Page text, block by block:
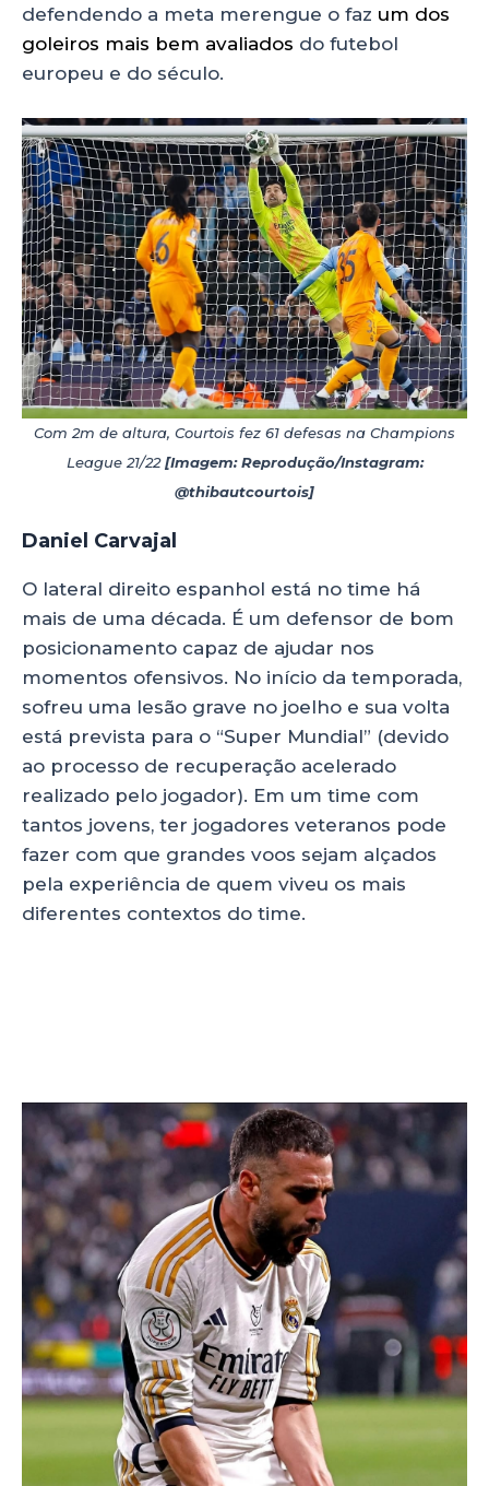
defendendo a meta merengue o faz um dos
goleiros mais bem avaliados do futebol
europeu e do século.
Com 2m de altura, Courtois fez 61 defesas na Champions
League 21/22[Imagem: Reprodução/Instagram:
@thibautcourtois]
Daniel Carvajal
O lateral direito espanhol está no time há
mais de uma década. É um defensor de bom
posicionamento capaz de ajudar nos
momentos ofensivos. No início da temporada,
sofreu uma lesão grave no joelho e sua volta
está prevista para o “Super Mundial” (devido
ao processo de recuperação acelerado
realizado pelo jogador). Em um time com
tantos jovens, ter jogadores veteranos pode
fazer com que grandes voos sejam alçados
pela experiência de quem viveu os mais
diferentes contextos do time.